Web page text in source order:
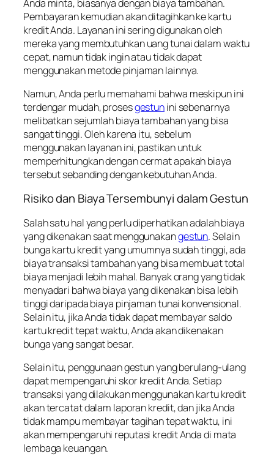
Anda minta, biasanya dengan biaya tambahan.
Pembayaran kemudian akan ditagihkan ke kartu
kredit Anda. Layanan ini sering digunakan oleh
mereka yang membutuhkan uang tunai dalam waktu
cepat, namun tidak ingin atau tidak dapat
menggunakan metode pinjaman lainnya.
Namun, Anda perlu memahami bahwa meskipun ini
terdengar mudah, prosesgestunini sebenarnya
melibatkan sejumlah biaya tambahan yang bisa
sangat tinggi. Oleh karena itu, sebelum
menggunakan layanan ini, pastikan untuk
memperhitungkan dengan cermat apakah biaya
tersebut sebanding dengan kebutuhan Anda.
Risiko dan Biaya Tersembunyi dalam Gestun
Salah satu hal yang perlu diperhatikan adalah biaya
yang dikenakan saat menggunakangestun. Selain
bunga kartu kredit yang umumnya sudah tinggi, ada
biaya transaksi tambahan yang bisa membuat total
biaya menjadi lebih mahal. Banyak orang yang tidak
menyadari bahwa biaya yang dikenakan bisa lebih
tinggi daripada biaya pinjaman tunai konvensional.
Selain itu, jika Anda tidak dapat membayar saldo
kartu kredit tepat waktu, Anda akan dikenakan
bunga yang sangat besar.
Selain itu, penggunaan gestun yang berulang-ulang
dapat mempengaruhi skor kredit Anda. Setiap
transaksi yang dilakukan menggunakan kartu kredit
akan tercatat dalam laporan kredit, dan jika Anda
tidak mampu membayar tagihan tepat waktu, ini
akan mempengaruhi reputasi kredit Anda di mata
lembaga keuangan.